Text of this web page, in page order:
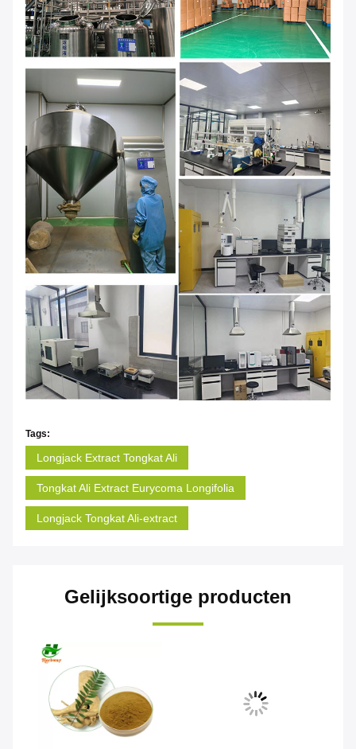
Tags:
Longjack Extract Tongkat Ali
Tongkat Ali Extract Eurycoma Longifolia
Longjack Tongkat Ali-extract
Gelijksoortige producten